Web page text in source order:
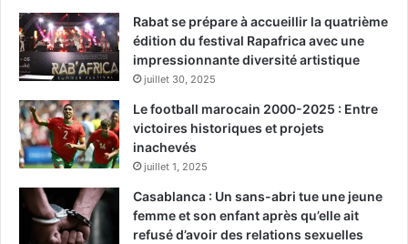
Rabat se prépare à accueillir la quatrième
édition du festival Rapafrica avec une
impressionnante diversité artistique
juillet 30, 2025
Le football marocain 2000-2025 : Entre
victoires historiques et projets
inachevés
juillet 1, 2025
Casablanca : Un sans-abri tue une jeune
femme et son enfant après qu’elle ait
refusé d’avoir des relations sexuelles